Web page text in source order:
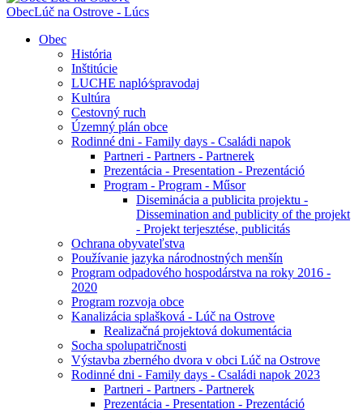
ObecLúč na Ostrove - Lúcs
Obec
História
Inštitúcie
LUCHE napló⁄spravodaj
Kultúra
Cestovný ruch
Územný plán obce
Rodinné dni - Family days - Családi napok
Partneri - Partners - Partnerek
Prezentácia - Presentation - Prezentáció
Program - Program - Műsor
Diseminácia a publicita projektu -
Dissemination and publicity of the projekt
- Projekt terjesztése, publicitás
Ochrana obyvateľstva
Používanie jazyka národnostných menšín
Program odpadového hospodárstva na roky 2016 -
2020
Program rozvoja obce
Kanalizácia splašková - Lúč na Ostrove
Realizačná projektová dokumentácia
Socha spolupatričnosti
Výstavba zberného dvora v obci Lúč na Ostrove
Rodinné dni - Family days - Családi napok 2023
Partneri - Partners - Partnerek
Prezentácia - Presentation - Prezentáció